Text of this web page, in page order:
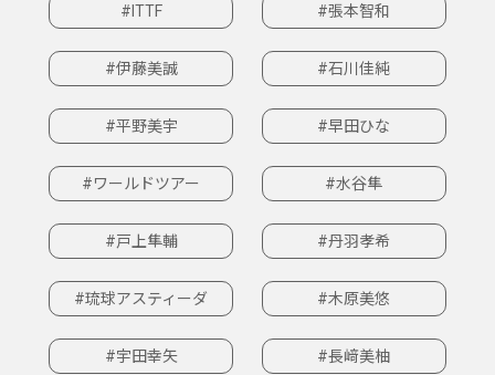
#ITTF #張本智和
#伊藤美誠 #石川佳純
#平野美宇 #早田ひな
#ワールドツアー #水谷隼
#戸上隼輔 #丹羽孝希
#琉球アスティーダ #木原美悠
#宇田幸矢 #長﨑美柚